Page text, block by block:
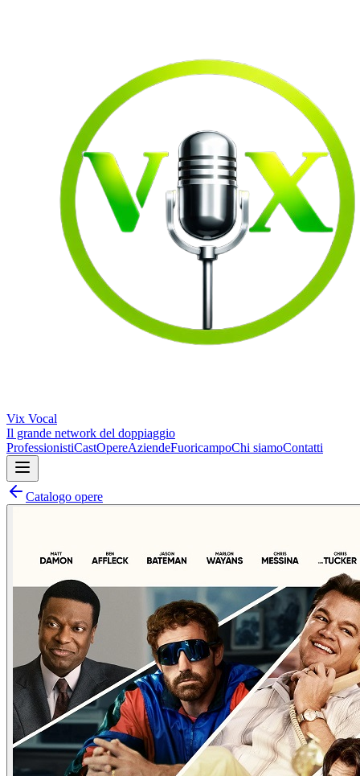
Vix Vocal
Il grande network del doppiaggio
ProfessionistiCastOpereAziendeFuoricampoChi siamoContatti
Catalogo opere